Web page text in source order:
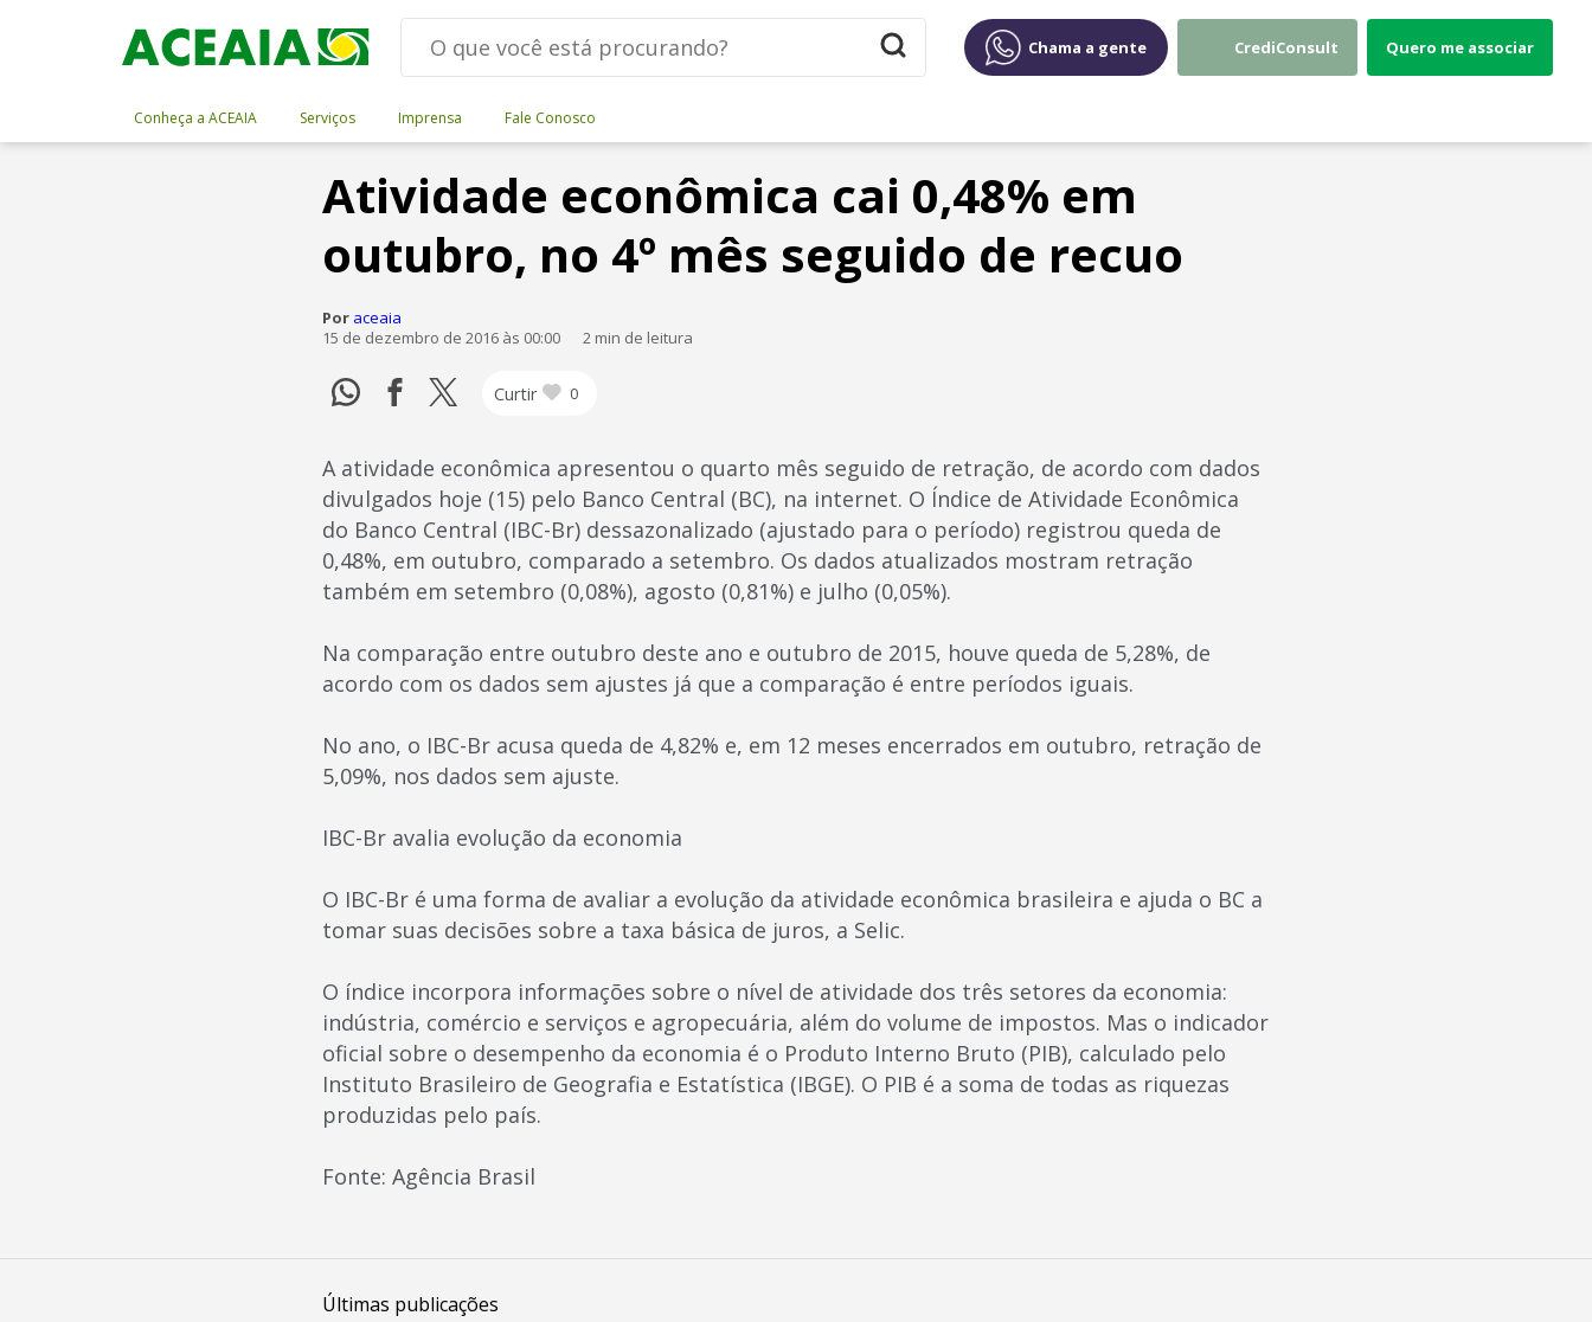
Chama a gente CrediConsult Quero me associar
Conheça a ACEAIA Serviços Imprensa Fale Conosco
Atividade econômica cai 0,48% em
outubro, no 4º mês seguido de recuo
Por aceaia
15 de dezembro de 2016 às 00:00
2 min de leitura
Curtir 0
A atividade econômica apresentou o quarto mês seguido de retração, de acordo com dados
divulgados hoje (15) pelo Banco Central (BC), na internet. O Índice de Atividade Econômica
do Banco Central (IBC-Br) dessazonalizado (ajustado para o período) registrou queda de
0,48%, em outubro, comparado a setembro. Os dados atualizados mostram retração
também em setembro (0,08%), agosto (0,81%) e julho (0,05%).
Na comparação entre outubro deste ano e outubro de 2015, houve queda de 5,28%, de
acordo com os dados sem ajustes já que a comparação é entre períodos iguais.
No ano, o IBC-Br acusa queda de 4,82% e, em 12 meses encerrados em outubro, retração de
5,09%, nos dados sem ajuste.
IBC-Br avalia evolução da economia
O IBC-Br é uma forma de avaliar a evolução da atividade econômica brasileira e ajuda o BC a
tomar suas decisões sobre a taxa básica de juros, a Selic.
O índice incorpora informações sobre o nível de atividade dos três setores da economia:
indústria, comércio e serviços e agropecuária, além do volume de impostos. Mas o indicador
oficial sobre o desempenho da economia é o Produto Interno Bruto (PIB), calculado pelo
Instituto Brasileiro de Geografia e Estatística (IBGE). O PIB é a soma de todas as riquezas
produzidas pelo país.
Fonte: Agência Brasil
Últimas publicações